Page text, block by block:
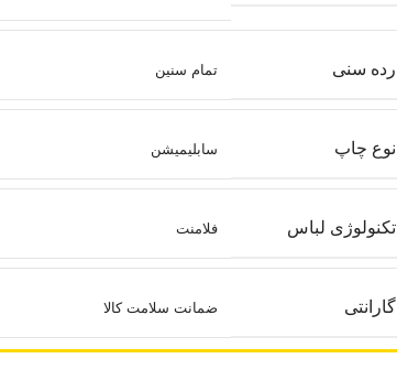
رده سنی تمام سنین
نوع چاپ سابلیمیشن
تکنولوژی لباس فلامنت
گارانتی ضمانت سلامت کالا